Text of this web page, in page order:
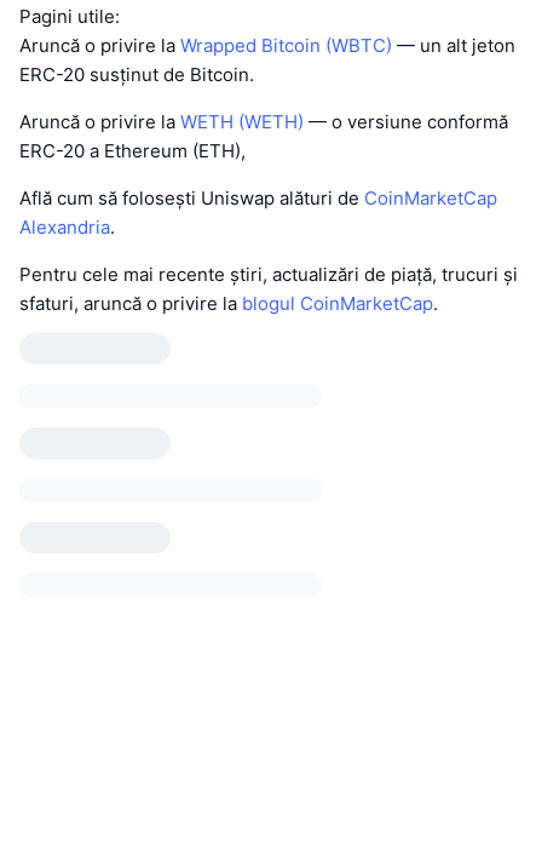
Pagini utile:
Aruncă o privire la Wrapped Bitcoin (WBTC) — un alt jeton
ERC-20 susținut de Bitcoin.
Aruncă o privire la WETH (WETH) — o versiune conformă
ERC-20 a Ethereum (ETH),
Află cum să folosești Uniswap alături de CoinMarketCap
Alexandria.
Pentru cele mai recente știri, actualizări de piață, trucuri și
sfaturi, aruncă o privire la blogul CoinMarketCap.